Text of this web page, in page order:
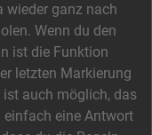
wieder ganz nach
Wenn du den
ist die Funktion
letzten Markierung
ist auch möglich, das
einfach eine Antwort